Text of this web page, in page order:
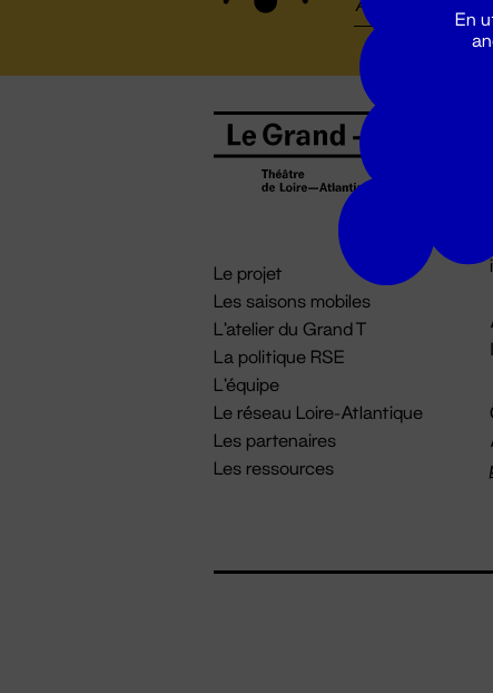
Le projet
Les saisons mobiles
L'atelier du Grand T
La politique RSE
L'équipe
Le réseau Loire-Atlantique
Les partenaires
Les ressources
En